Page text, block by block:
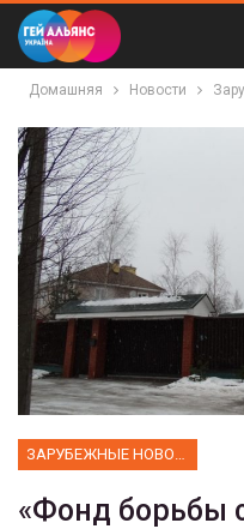
Домашняя Новости
«Фонд борьбы